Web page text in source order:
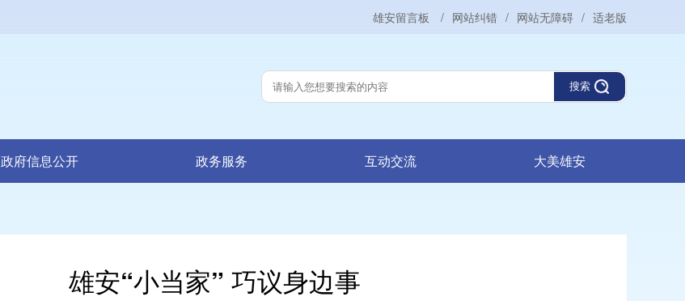
雄安留言板 / 网站纠错 / 网站无障碍 / 适老版
搜索
政府信息公开 政务服务 互动交流 大美雄安
雄安“小当家” 巧议身边事